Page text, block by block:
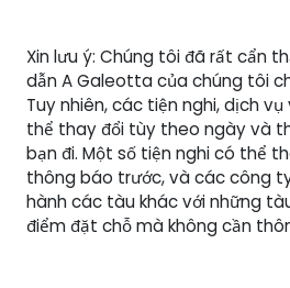
Xin lưu ý: Chúng tôi đã rất cẩn
dẫn A Galeotta của chúng tôi
Tuy nhiên, các tiện nghi, dịch
thể thay đổi tùy theo ngày và
bạn đi. Một số tiện nghi có thể
thông báo trước, và các công
hành các tàu khác với những
điểm đặt chỗ mà không cần